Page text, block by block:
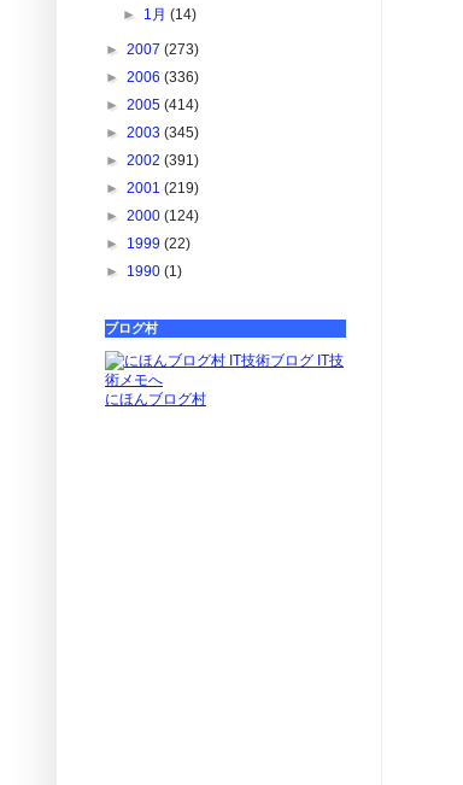
► 1月(14)
► 2007 (273)
► 2006 (336)
► 2005 (414)
► 2003 (345)
► 2002 (391)
► 2001 (219)
► 2000 (124)
► 1999 (22)
► 1990 (1)
ブログ村
にほんブログ村